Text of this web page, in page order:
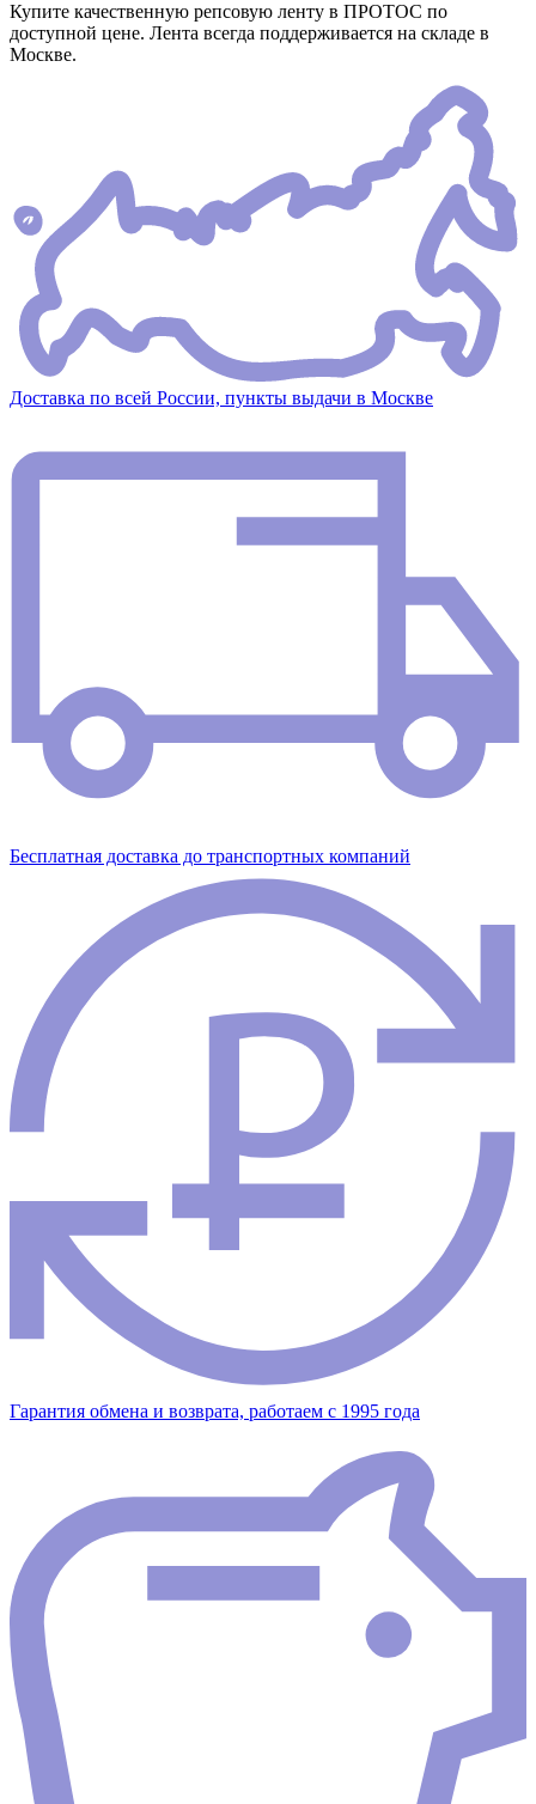
Купите качественную репсовую ленту в ПРОТОС по
доступной цене. Лента всегда поддерживается на складе в
Москве.
Доставка по всей России, пункты выдачи в Москве
Бесплатная доставка до транспортных компаний
Гарантия обмена и возврата, работаем с 1995 года